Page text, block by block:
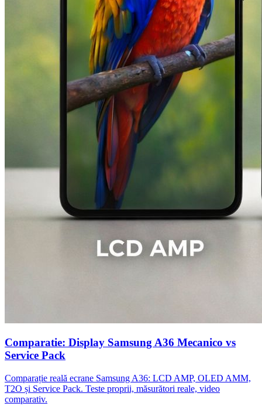
Comparatie: Display Samsung A36 Mecanico vs
Service Pack
Comparație reală ecrane Samsung A36: LCD AMP, OLED AMM,
T2O și Service Pack. Teste proprii, măsurători reale, video
comparativ.